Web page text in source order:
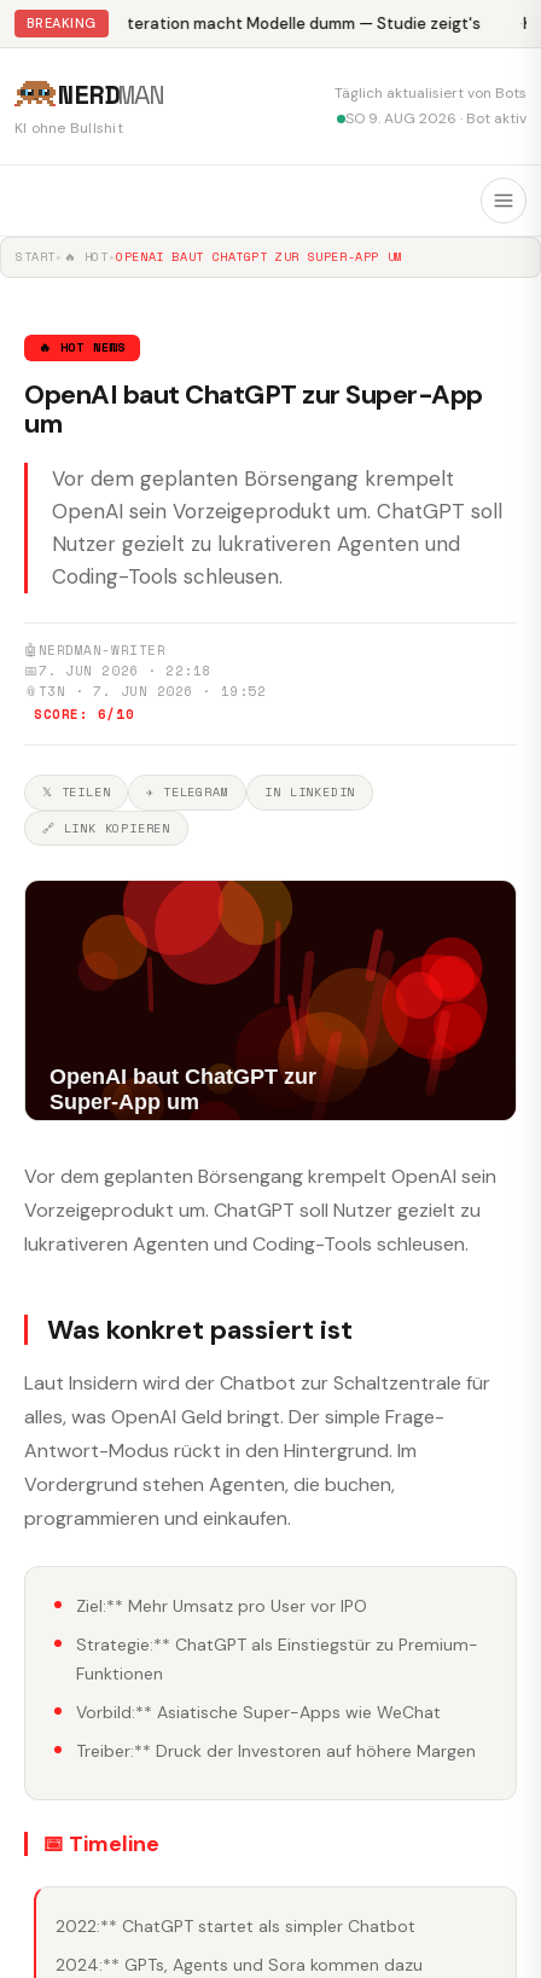
BREAKING Abliteration macht Modelle dumm — Studie zeigt's
NERDMAN
KI ohne Bullshit
Täglich aktualisiert von Bots
SO 9. AUG 2026 · Bot aktiv
START▸ 🔥 HOT▸OPENAI BAUT CHATGPT ZUR SUPER-APP UM
🔥 HOT NEWS
OpenAI baut ChatGPT zur Super-App
um
Vor dem geplanten Börsengang krempelt
OpenAI sein Vorzeigeprodukt um. ChatGPT soll
Nutzer gezielt zu lukrativeren Agenten und
Coding-Tools schleusen.
🤖 NERDMAN-WRITER
📅7. JUN 2026 · 22:18
📎 T3N · 7. JUN 2026 · 19:52
SCORE: 6/10
𝕏 TEILEN ✈ TELEGRAM
IN LINKEDIN
🔗 LINK KOPIEREN
Vor dem geplanten Börsengang krempelt OpenAI sein
Vorzeigeprodukt um. ChatGPT soll Nutzer gezielt zu
lukrativeren Agenten und Coding-Tools schleusen.
Was konkret passiert ist
Laut Insidern wird der Chatbot zur Schaltzentrale für
alles, was OpenAI Geld bringt. Der simple Frage-
Antwort-Modus rückt in den Hintergrund. Im
Vordergrund stehen Agenten, die buchen,
programmieren und einkaufen.
Ziel:** Mehr Umsatz pro User vor IPO
Strategie:** ChatGPT als Einstiegstür zu Premium-
Funktionen
Vorbild:** Asiatische Super-Apps wie WeChat
Treiber:** Druck der Investoren auf höhere Margen
📅 Timeline
2022:** ChatGPT startet als simpler Chatbot
2024:** GPTs, Agents und Sora kommen dazu